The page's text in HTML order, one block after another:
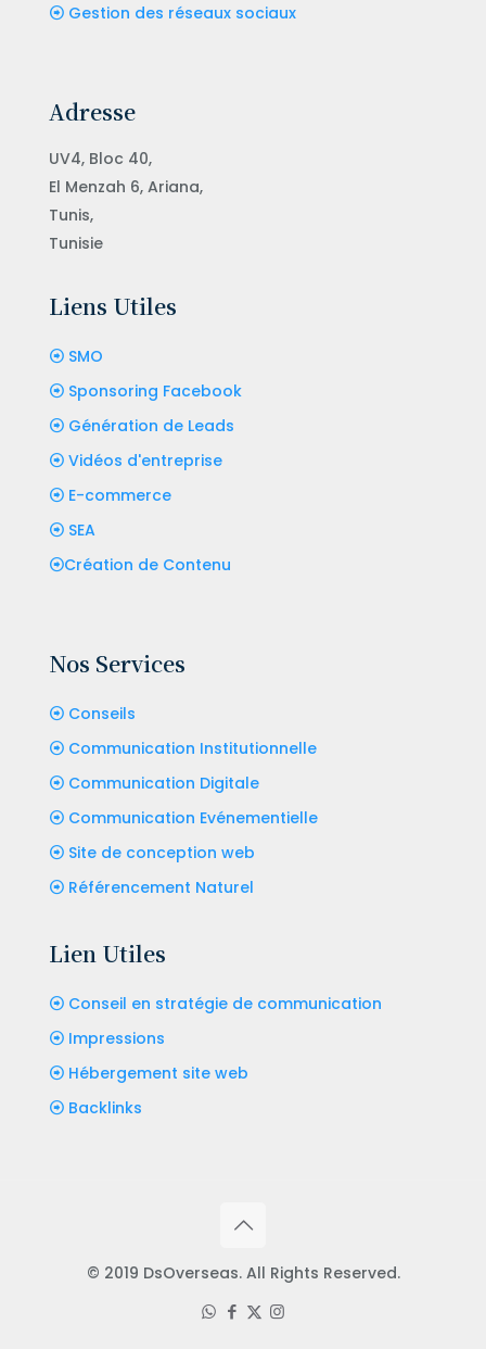
Gestion des réseaux sociaux
Adresse
UV4, Bloc 40,
El Menzah 6, Ariana,
Tunis,
Tunisie
Liens Utiles
SMO
Sponsoring Facebook
Génération de Leads
Vidéos d'entreprise
E-commerce
SEA
Création de Contenu
Nos Services
Conseils
Communication Institutionnelle
Communication Digitale
Communication Evénementielle
Site de conception web
Référencement Naturel
Lien Utiles
Conseil en stratégie de communication
Impressions
Hébergement site web
Backlinks
© 2019 DsOverseas. All Rights Reserved.